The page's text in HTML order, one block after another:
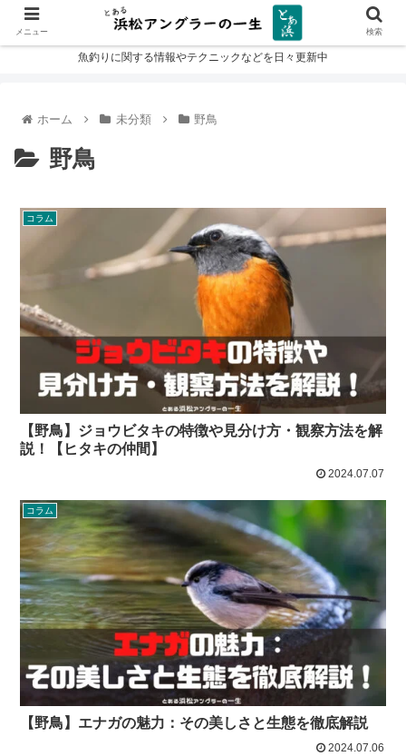
魚釣りに関する情報やテクニックなどを日々更新中
ホーム 未分類 野鳥
野鳥
コラム
【野鳥】ジョウビタキの特徴や見分け方・観察方法を解
説！【ヒタキの仲間】
2024.07.07
コラム
【野鳥】エナガの魅力：その美しさと生態を徹底解説
2024.07.06
メニュー 検索